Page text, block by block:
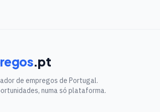
.pt
de empregos de Portugal.
numa só plataforma.